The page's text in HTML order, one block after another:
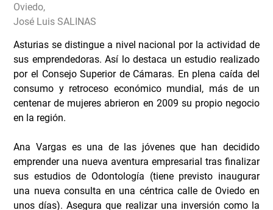
Oviedo,
José Luis SALINAS
Asturias se distingue a nivel nacional por la actividad de
sus emprendedoras. Así lo destaca un estudio realizado
por el Consejo Superior de Cámaras. En plena caída del
consumo y retroceso económico mundial, más de un
centenar de mujeres abrieron en 2009 su propio negocio
en la región.
Ana Vargas es una de las jóvenes que han decidido
emprender una nueva aventura empresarial tras finalizar
sus estudios de Odontología (tiene previsto inaugurar
una nueva consulta en una céntrica calle de Oviedo en
unos días). Asegura que realizar una inversión como la